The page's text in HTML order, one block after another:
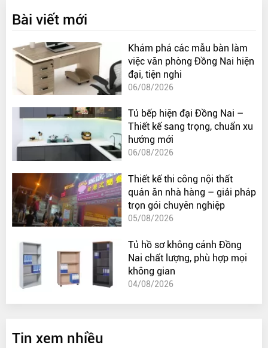
Bài viết mới
Khám phá các mẫu bàn làm
việc văn phòng Đồng Nai hiện
đại, tiện nghi
06/08/2026
Tủ bếp hiện đại Đồng Nai –
Thiết kế sang trọng, chuẩn xu
hướng mới
06/08/2026
Thiết kế thi công nội thất
quán ăn nhà hàng – giải pháp
trọn gói chuyên nghiệp
05/08/2026
Tủ hồ sơ không cánh Đồng
Nai chất lượng, phù hợp mọi
không gian
04/08/2026
Tin xem nhiều